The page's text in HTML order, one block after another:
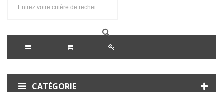
CATÉGORIE